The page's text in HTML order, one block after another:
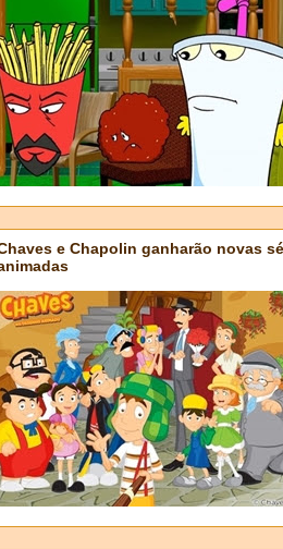
e Chapolin ganharão novas